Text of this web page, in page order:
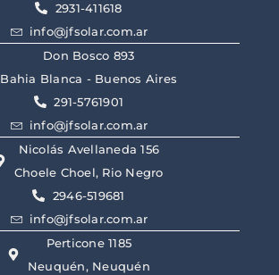
2931-411618
info@jfsolar.com.ar
Don Bosco 893
Bahia Blanca - Buenos Aires
291-5761901
info@jfsolar.com.ar
Nicolás Avellaneda 156
Choele Choel, Rio Negro
2946-519681
info@jfsolar.com.ar
Perticone 1185
Neuquén, Neuquén